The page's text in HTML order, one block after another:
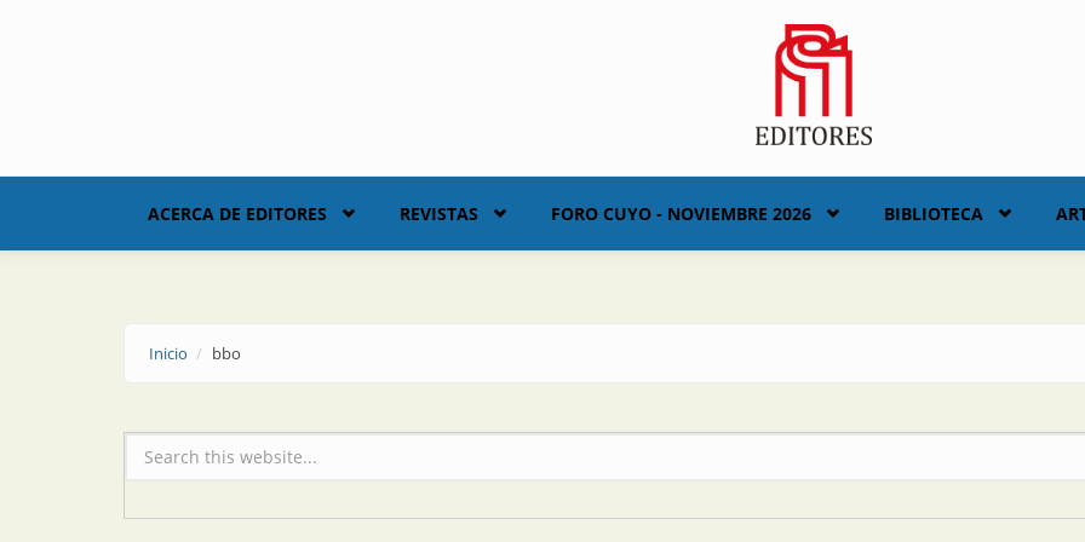
ACERCA DE EDITORES REVISTAS FORO CUYO - NOVIEMBRE 2026 BIBLIOTECA
Inicio bbo
Formulario de búsqueda